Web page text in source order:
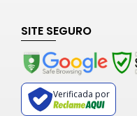
SITE SEGURO
Verificada por